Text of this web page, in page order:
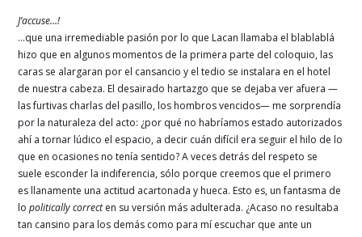
J’accuse…!
…que una irremediable pasión por lo que Lacan llamaba el blablablá
hizo que en algunos momentos de la primera parte del coloquio, las
caras se alargaran por el cansancio y el tedio se instalara en el hotel
de nuestra cabeza. El desairado hartazgo que se dejaba ver afuera —
las furtivas charlas del pasillo, los hombros vencidos— me sorprendía
por la naturaleza del acto: ¿por qué no habríamos estado autorizados
ahí a tornar lúdico el espacio, a decir cuán difícil era seguir el hilo de lo
que en ocasiones no tenía sentido? A veces detrás del respeto se
suele esconder la indiferencia, sólo porque creemos que el primero
es llanamente una actitud acartonada y hueca. Esto es, un fantasma de
lopolitically correcten su versión más adulterada. ¿Acaso no resultaba
tan cansino para los demás como para mí escuchar que ante un